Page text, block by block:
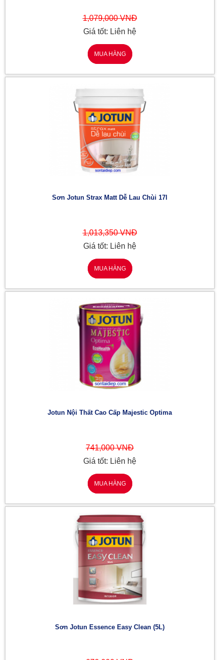
1,079,000 VNĐ
Giá tốt: Liên hệ
MUA HÀNG
Sơn Jotun Strax Matt Dễ Lau Chùi 17l
1,013,350 VNĐ
Giá tốt: Liên hệ
MUA HÀNG
Jotun Nội Thất Cao Cấp Majestic Optima
741,000 VNĐ
Giá tốt: Liên hệ
MUA HÀNG
Sơn Jotun Essence Easy Clean (5L)